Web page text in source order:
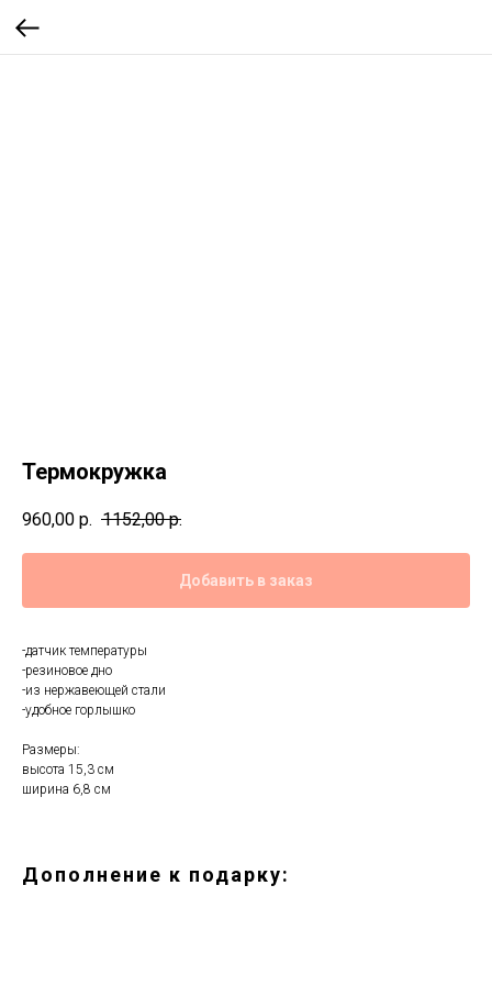
Термокружка
960,00 р. 1152,00 р.
Добавить в заказ
-датчик температуры
-резиновое дно
-из нержавеющей стали
-удобное горлышко
Размеры:
высота 15,3 см
ширина 6,8 см
Дополнение к подарку: